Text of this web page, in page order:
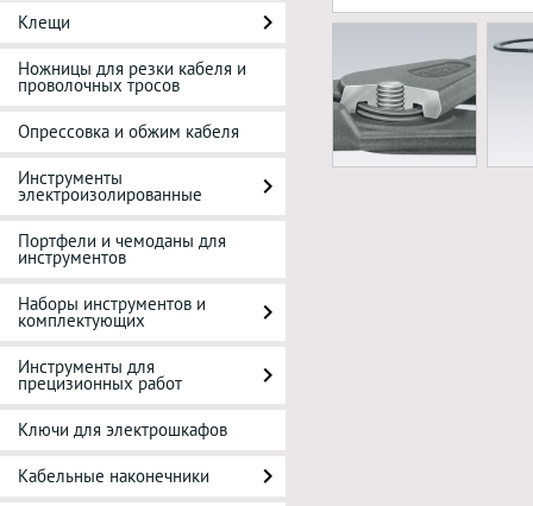
Клещи
Ножницы для резки кабеля и
проволочных тросов
Опрессовка и обжим кабеля
Инструменты
электроизолированные
Портфели и чемоданы для
инструментов
Наборы инструментов и
комплектующих
Инструменты для
прецизионных работ
Ключи для электрошкафов
Кабельные наконечники